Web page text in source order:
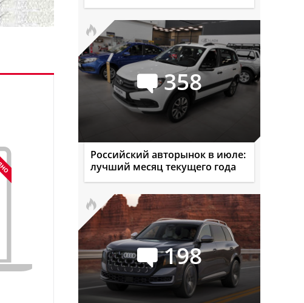
358
Российский авторынок в июле:
лучший месяц текущего года
198